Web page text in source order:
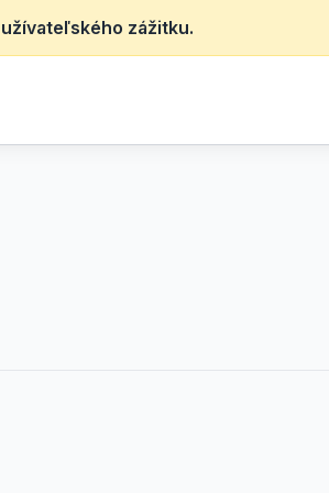
zážitku.